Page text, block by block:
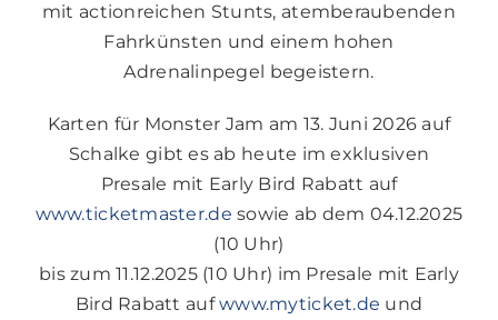
mit actionreichen Stunts, atemberaubenden
Fahrkünsten und einem hohen
Adrenalinpegel begeistern.
Karten für Monster Jam am 13. Juni 2026 auf
Schalke gibt es ab heute im exklusiven
Presale mit Early Bird Rabatt auf
www.ticketmaster.de sowie ab dem 04.12.2025
(10 Uhr)
bis zum 11.12.2025 (10 Uhr) im Presale mit Early
Bird Rabatt aufwww.myticket.de und